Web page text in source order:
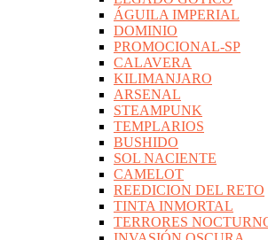
ÁGUILA IMPERIAL
DOMINIO
PROMOCIONAL-SP
CALAVERA
KILIMANJARO
ARSENAL
STEAMPUNK
TEMPLARIOS
BUSHIDO
SOL NACIENTE
CAMELOT
REEDICION DEL RETO
TINTA INMORTAL
TERRORES